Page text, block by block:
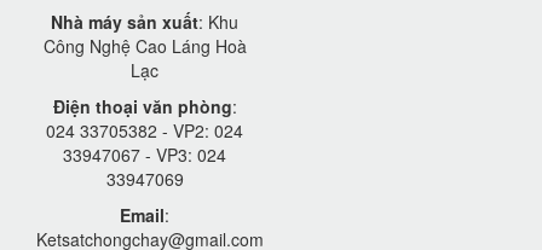
Nhà máy sản xuất: Khu
Công Nghệ Cao Láng Hoà
Lạc
Điện thoại văn phòng:
024 33705382 - VP2: 024
33947067 - VP3: 024
33947069
Email:
Ketsatchongchay@gmail.com